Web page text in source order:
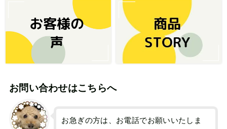
お問い合わせはこちらへ
お急ぎの方は、お電話でお願いいたしま